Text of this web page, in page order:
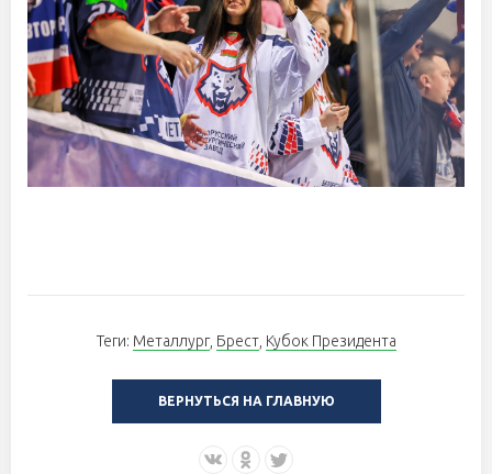
Теги: Металлург, Брест, Кубок Президента
ВЕРНУТЬСЯ НА ГЛАВНУЮ